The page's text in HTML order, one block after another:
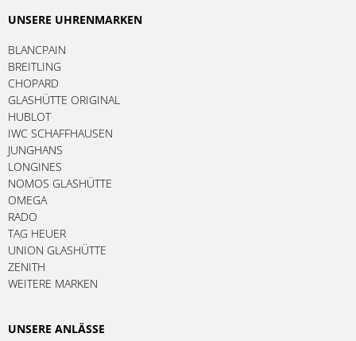
UNSERE UHRENMARKEN
BLANCPAIN
BREITLING
CHOPARD
GLASHÜTTE ORIGINAL
HUBLOT
IWC SCHAFFHAUSEN
JUNGHANS
LONGINES
NOMOS GLASHÜTTE
OMEGA
RADO
TAG HEUER
UNION GLASHÜTTE
ZENITH
WEITERE MARKEN
UNSERE ANLÄSSE